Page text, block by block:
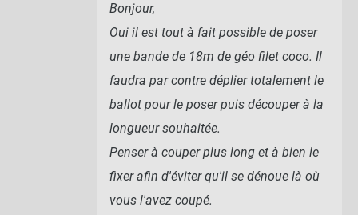
Bonjour,
Oui il est tout à fait possible de poser
une bande de 18m de géo filet coco. Il
faudra par contre déplier totalement le
ballot pour le poser puis découper à la
longueur souhaitée.
Penser à couper plus long et à bien le
fixer afin d'éviter qu'il se dénoue là où
vous l'avez coupé.